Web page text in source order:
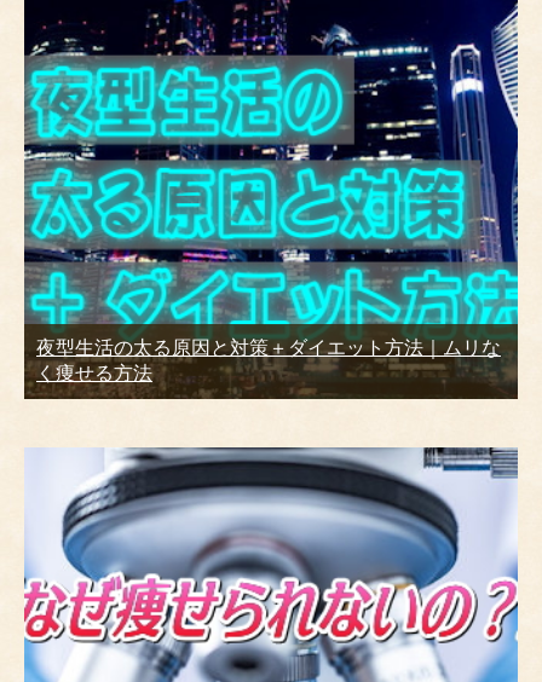
夜型生活の太る原因と対策＋ダイエット方法｜ムリな
く痩せる方法